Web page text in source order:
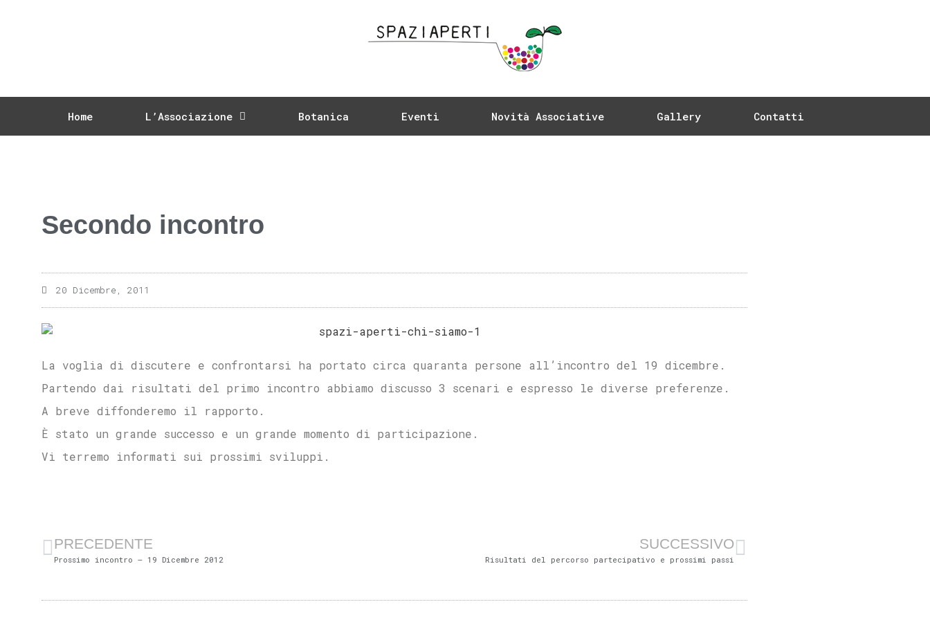
Home L’Associazione Botanica Eventi Novità Associative Gallery Contatti
Secondo incontro
20 Dicembre, 2011
La voglia di discutere e confrontarsi ha portato circa quaranta persone all’incontro del 19 dicembre.
Partendo dai risultati del primo incontro abbiamo discusso 3 scenari e espresso le diverse preferenze.
A breve diffonderemo il rapporto.
È stato un grande successo e un grande momento di participazione.
Vi terremo informati sui prossimi sviluppi.
PRECEDENTE
Prossimo incontro – 19 Dicembre 2012
SUCCESSIVO
Risultati del percorso partecipativo e prossimi passi